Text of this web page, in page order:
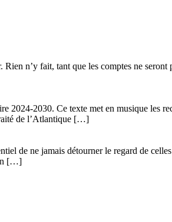
n’y fait, tant que les comptes ne seront
2024-2030. Ce texte met en musique les
de l’Atlantique […]
de ne jamais détourner le regard de
[…]